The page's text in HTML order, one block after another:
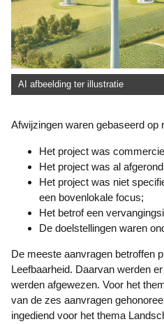
AI afbeelding ter illustratie
Afwijzingen waren gebaseerd op
Het project was
Het project was al
Het project was niet
een bovenlokale focus;
Het betrof een
De doelstellingen waren
De meeste aanvragen betroffen projecten binnen het thema
Leefbaarheid. Daarvan werden
werden afgewezen. Voor het
van de zes aanvragen
ingediend voor het thema